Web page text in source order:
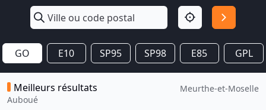
GO E10 SP95 SP98 E85 GPL
Meilleurs résultats
Auboué
Meurthe-et-Moselle